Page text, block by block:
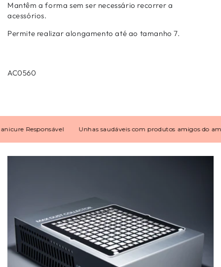
Mantêm a forma sem ser necessário recorrer a
acessórios.
Permite realizar alongamento até ao tamanho 7.
AC0560
Responsável Unhas saudáveis com produtos amigos do